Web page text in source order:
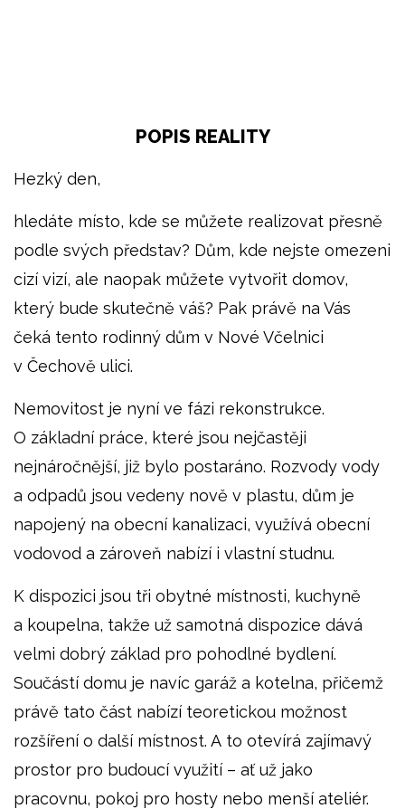
POPIS REALITY
Hezký den,
hledáte místo, kde se můžete realizovat přesně
podle svých představ? Dům, kde nejste omezeni
cizí vizí, ale naopak můžete vytvořit domov,
který bude skutečně váš? Pak právě na Vás
čeká tento rodinný dům v Nové Včelnici
v Čechově ulici.
Nemovitost je nyní ve fázi rekonstrukce.
O základní práce, které jsou nejčastěji
nejnáročnější, již bylo postaráno. Rozvody vody
a odpadů jsou vedeny nově v plastu, dům je
napojený na obecní kanalizaci, využívá obecní
vodovod a zároveň nabízí i vlastní studnu.
K dispozici jsou tři obytné místnosti, kuchyně
a koupelna, takže už samotná dispozice dává
velmi dobrý základ pro pohodlné bydlení.
Součástí domu je navíc garáž a kotelna, přičemž
právě tato část nabízí teoretickou možnost
rozšíření o další místnost. A to otevírá zajímavý
prostor pro budoucí využití – ať už jako
pracovnu, pokoj pro hosty nebo menší ateliér.